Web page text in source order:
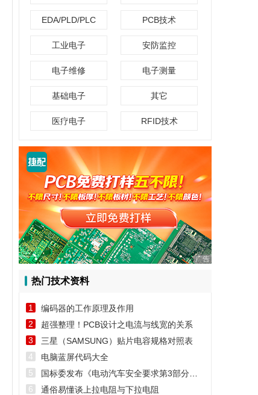
EDA/PLD/PLC PCB技术
工业电子 安防监控
电子维修 电子测量
基础电子 其它
医疗电子 RFID技术
广告
热门技术资料
编码器的工作原理及作用
1
超强整理！PCB设计之电流与线宽的关系
2
三星（SAMSUNG）贴片电容规格对照表
3
电脑蓝屏代码大全
4
5
通俗易懂谈上拉电阻与下拉电阻
6